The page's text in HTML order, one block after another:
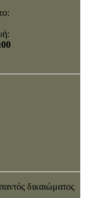
δικαιώματος